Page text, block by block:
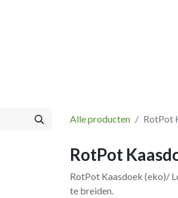
Alle producten RotPot
RotPot
RotPot Kaasdoek (eko)/
te breiden.